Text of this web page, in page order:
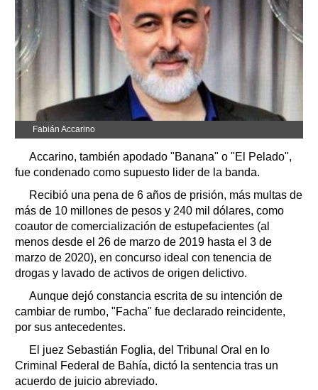
Fabián Accarino
Accarino, también apodado "Banana" o "El Pelado",
fue condenado como supuesto lider de la banda.
Recibió una pena de 6 años de prisión, más multas de
más de 10 millones de pesos y 240 mil dólares, como
coautor de comercialización de estupefacientes (al
menos desde el 26 de marzo de 2019 hasta el 3 de
marzo de 2020), en concurso ideal con tenencia de
drogas y lavado de activos de origen delictivo.
Aunque dejó constancia escrita de su intención de
cambiar de rumbo, "Facha" fue declarado reincidente,
por sus antecedentes.
El juez Sebastián Foglia, del Tribunal Oral en lo
Criminal Federal de Bahía, dictó la sentencia tras un
acuerdo de juicio abreviado.